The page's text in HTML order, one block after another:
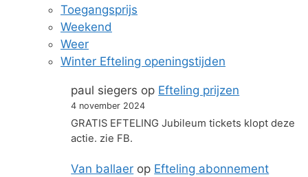
Toegangsprijs
Weekend
Weer
Winter Efteling openingstijden
paul siegers op Efteling prijzen
4 november 2024
GRATIS EFTELING Jubileum tickets klopt deze
actie. zie FB.
Van ballaer op Efteling abonnement